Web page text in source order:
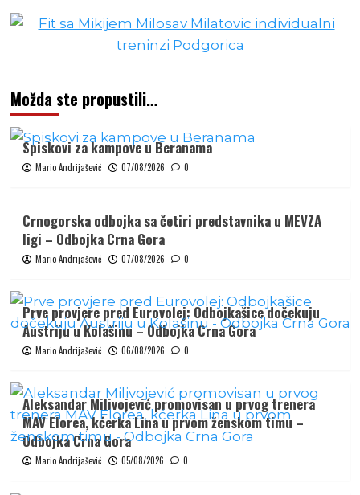
Možda ste propustili…
Spiskovi za kampove u Beranama
Mario Andrijašević 07/08/2026 0
Crnogorska odbojka sa četiri predstavnika u MEVZA
ligi – Odbojka Crna Gora
Mario Andrijašević 07/08/2026 0
Prve provjere pred Eurovolej: Odbojkašice dočekuju
Austriju u Kolašinu – Odbojka Crna Gora
Mario Andrijašević 06/08/2026 0
Aleksandar Milivojević promovisan u prvog trenera
MAV Elorea, kćerka Lina u prvom ženskom timu –
Odbojka Crna Gora
Mario Andrijašević 05/08/2026 0